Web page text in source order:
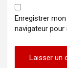
Enregistrer
navigateur